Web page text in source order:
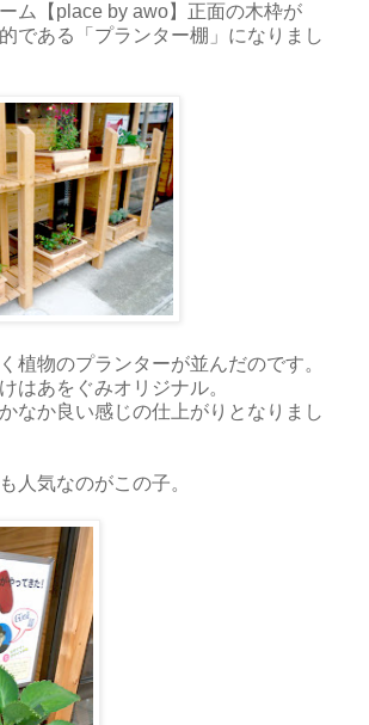
ム【place by awo】正面の木枠が
である「プランター棚」になりまし
植物のプランターが並んだのです。
はあをぐみオリジナル。
なか良い感じの仕上がりとなりまし
人気なのがこの子。